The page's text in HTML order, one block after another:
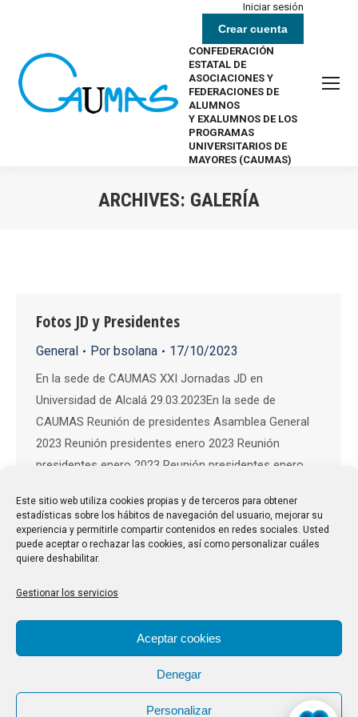
Este sitio web utiliza cookies propias y de terceros para obtener
estadísticas sobre los hábitos de navegación del usuario, mejorar su
experiencia y permitirle compartir contenidos en redes sociales. Usted
puede aceptar o rechazar las cookies, así como personalizar cuáles
quiere deshabilitar.
Gestionar los servicios
Aceptar cookies
Denegar
Personalizar
Iniciar sesión
Crear cuenta
CONFEDERACIÓN
ESTATAL DE
ASOCIACIONES Y
FEDERACIONES DE
ALUMNOS
Y EXALUMNOS DE LOS
PROGRAMAS
UNIVERSITARIOS DE
MAYORES (CAUMAS)
ARCHIVES: GALERÍA
Fotos JD y Presidentes
General Por bsolana 17/10/2023
En la sede de CAUMAS XXI Jornadas JD en
Universidad de Alcalá 29.03.2023En la sede de
CAUMAS Reunión de presidentes Asamblea General
2023 Reunión presidentes enero 2023 Reunión
presidentes enero 2023 Reunión presidentes enero
presidentes enero 2023 Reunión presidentes enero
2023 Reunión presidentes enero 2023 Reunión
presidentes enero 2023…